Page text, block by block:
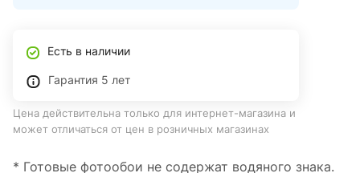
Есть в наличии
Гарантия 5 лет
Цена действительна только для интернет-магазина и
может отличаться от цен в розничных магазинах
* Готовые фотообои не содержат водяного знака.